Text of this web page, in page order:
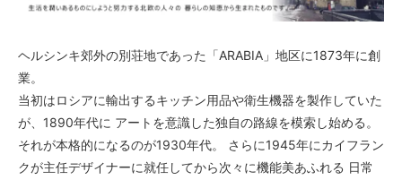
ヘルシンキ郊外の別荘地であった「ARABIA」地区に1873年に創
業。
当初はロシアに輸出するキッチン用品や衛生機器を製作していた
が、1890年代に アートを意識した独自の路線を模索し始める。
それが本格的になるのが1930年代。 さらに1945年にカイフラン
クが主任デザイナーに就任してから次々に機能美あふれる 日常